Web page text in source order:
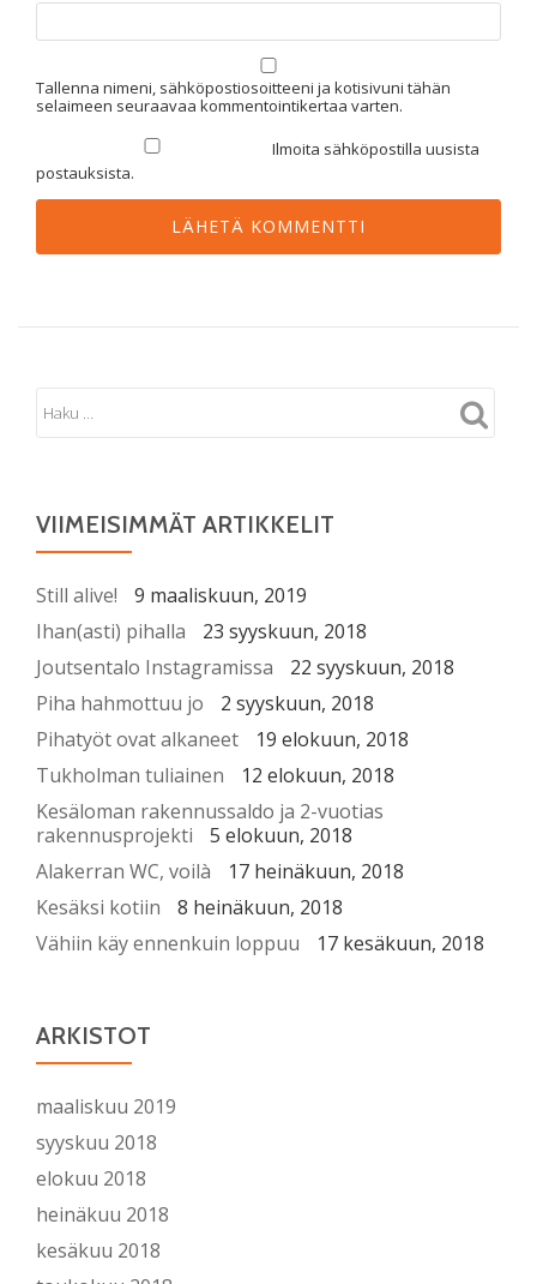
Tallenna nimeni, sähköpostiosoitteeni ja kotisivuni tähän
selaimeen seuraavaa kommentointikertaa varten.
Ilmoita sähköpostilla uusista
postauksista.
VIIMEISIMMÄT ARTIKKELIT
Still alive!
9 maaliskuun, 2019
Ihan(asti) pihalla
23 syyskuun, 2018
Joutsentalo Instagramissa
22 syyskuun, 2018
Piha hahmottuu jo
2 syyskuun, 2018
Pihatyöt ovat alkaneet
19 elokuun, 2018
Tukholman tuliainen
12 elokuun, 2018
Kesäloman rakennussaldo ja 2-vuotias
rakennusprojekti
5 elokuun, 2018
Alakerran WC, voilà
17 heinäkuun, 2018
Kesäksi kotiin
8 heinäkuun, 2018
Vähiin käy ennenkuin loppuu
17 kesäkuun, 2018
ARKISTOT
maaliskuu 2019
syyskuu 2018
elokuu 2018
heinäkuu 2018
kesäkuu 2018